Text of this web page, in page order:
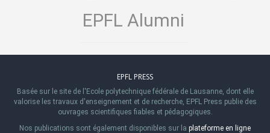
EPFL Alumni
EPFL PRESS
Basée sur le site de l'Ecole polytechnique fédérale de Lausanne, dont elle
valorise les travaux d'enseignement et de recherche, EPFL Press publie des
ouvrages scientifiques fiables et pédagogiques.
Nos publications sont également disponibles sur la plateforme en ligne